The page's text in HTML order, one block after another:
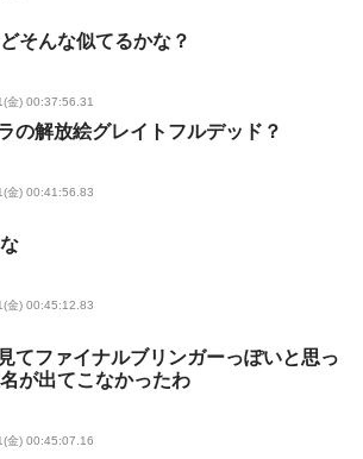
そんな似てるかな？
金) 00:37:56.31
の解放絵グレイトフルデッド？
金) 00:41:56.83
金) 00:45:12.83
てファイナルブリンガーっぽいと思っ
が出てこなかったわ
金) 00:45:07.16